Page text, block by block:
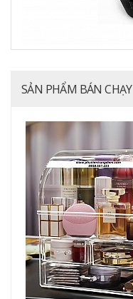
SẢN PHẨM BÁN CHẠY